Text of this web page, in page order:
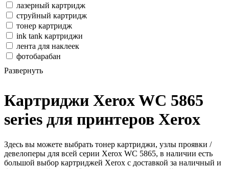
лазерный картридж
струйный картридж
тонер картридж
ink tank картриджи
лента для наклеек
фотобарабан
Развернуть
Картриджи Xerox WC 5865
series для принтеров Xerox
Здесь вы можете выбрать тонер картриджи, узлы проявки /
девелоперы для всей серии Xerox WC 5865, в наличии есть
большой выбор картриджей Xerox с доставкой за наличный и